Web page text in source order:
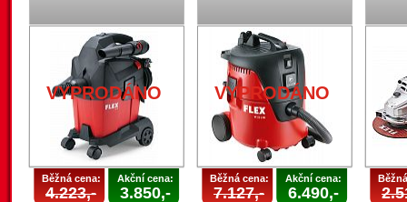
VYPRODÁNO
Běžná cena:
4.223,-
Akční cena:
3.850,-
VYPRODÁNO
Běžná cena:
7.127,-
Akční cena:
6.490,-